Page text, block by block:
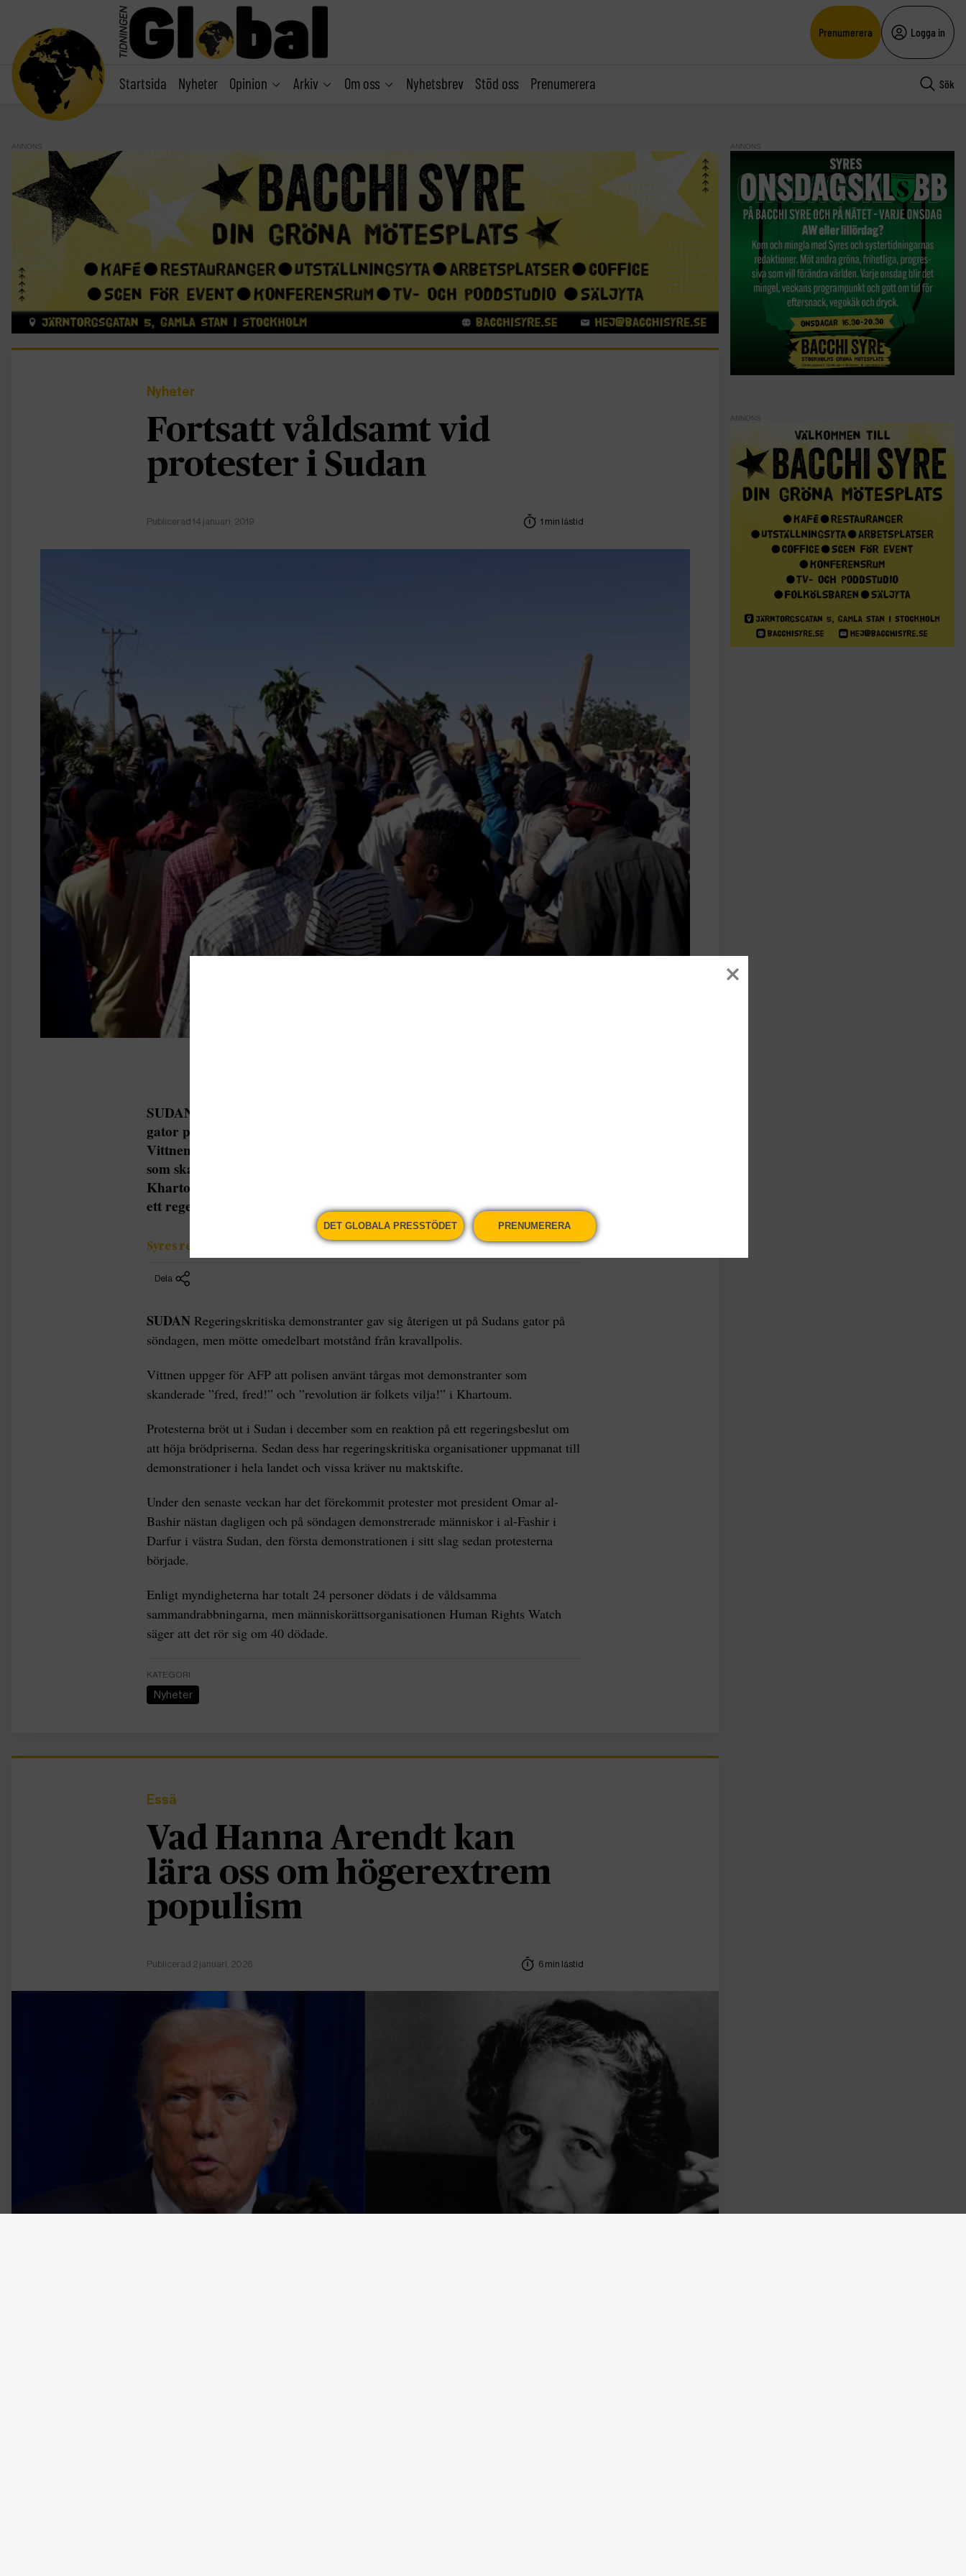
Prenumerera Logga in
Startsida Nyheter Opinion Arkiv Om oss Nyhetsbrev Stöd oss Prenumerera Sök
ANNONS
Nyheter
Fortsatt våldsamt vid
protester i Sudan
Publicerad 14 januari, 2019 1 min lästid
SUDAN Regeringskritiska demonstranter gav sig återigen ut på Sudans
gator på söndagen, men mötte omedelbart motstånd från kravallpolis.
Vittnen uppger för AFP att polisen använt tårgas mot demonstranter
som skanderade ”fred, fred!” och ”revolution är folkets vilja!” i
Khartoum. Protesterna bröt ut i Sudan i december som en reaktion på
ett regeringsbeslut om att höja […]
Syres redaktion
Dela
SUDAN Regeringskritiska demonstranter gav sig återigen ut på Sudans gator på
söndagen, men mötte omedelbart motstånd från kravallpolis.
Vittnen uppger för AFP att polisen använt tårgas mot demonstranter som
skanderade ”fred, fred!” och ”revolution är folkets vilja!” i Khartoum.
Protesterna bröt ut i Sudan i december som en reaktion på ett regeringsbeslut om
att höja brödpriserna. Sedan dess har regeringskritiska organisationer uppmanat till
demonstrationer i hela landet och vissa kräver nu maktskifte.
Under den senaste veckan har det förekommit protester mot president Omar al-
Bashir nästan dagligen och på söndagen demonstrerade människor i al-Fashir i
Darfur i västra Sudan, den första demonstrationen i sitt slag sedan protesterna
började.
Enligt myndigheterna har totalt 24 personer dödats i de våldsamma
sammandrabbningarna, men människorättsorganisationen Human Rights Watch
säger att det rör sig om 40 dödade.
KATEGORI
Nyheter
Essä
Vad Hanna Arendt kan
lära oss om högerextrem
populism
Publicerad 2 januari, 2026 6 min lästid
ANNONS
ANNONS
DET GLOBALA PRESSTÖDET PRENUMERERA